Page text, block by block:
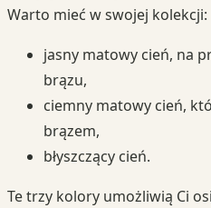
Warto mieć w swojej kolekcji:
jasny matowy cień, na
brązu,
ciemny matowy cień,
brązem,
błyszczący cień.
Te trzy kolory umożliwią Ci